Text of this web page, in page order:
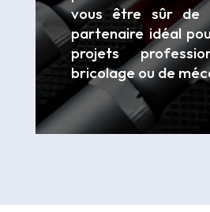
vous être sûr de
partenaire idéal
projets
bricolage ou de